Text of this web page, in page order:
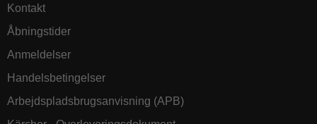
Kontakt
Åbningstider
Anmeldelser
Handelsbetingelser
Arbejdspladsbrugsanvisning (APB)